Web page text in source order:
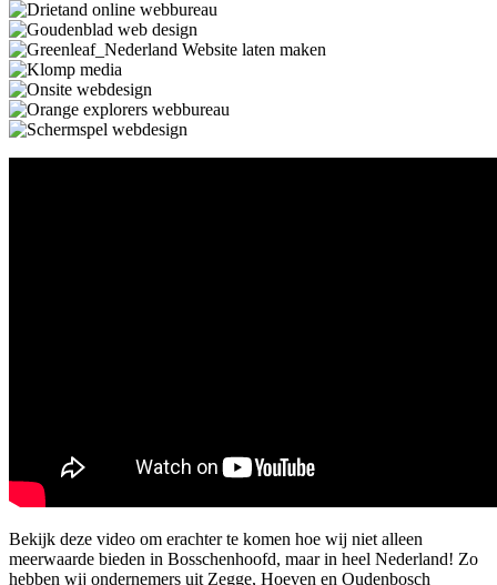
Bekijk deze video om erachter te komen hoe wij niet alleen
meerwaarde bieden in Bosschenhoofd, maar in heel Nederland! Zo
hebben wij ondernemers uit Zegge, Hoeven en Oudenbosch